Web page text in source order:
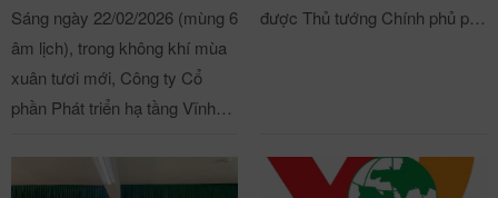
Sáng ngày 22/02/2026 (mùng 6
âm lịch), trong không khí mùa
xuân tươi mới, Công ty Cổ
phần Phát triển hạ tầng Vĩnh
được Thủ tướng Chính phủ phê
tại Quyết định số 600/QĐ-